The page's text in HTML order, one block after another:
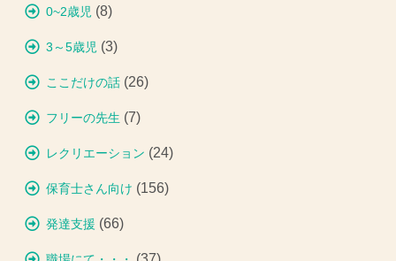
0~2歳児 (8)
3～5歳児 (3)
ここだけの話 (26)
フリーの先生 (7)
レクリエーション (24)
保育士さん向け (156)
発達支援 (66)